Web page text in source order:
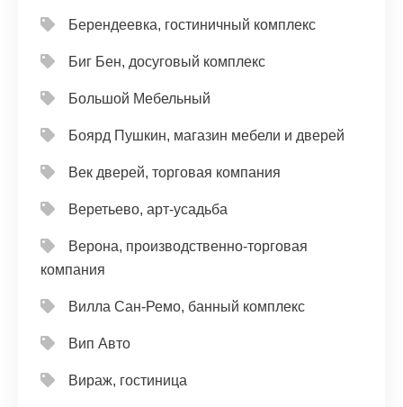
Берендеевка, гостиничный комплекс
Биг Бен, досуговый комплекс
Большой Мебельный
Боярд Пушкин, магазин мебели и дверей
Век дверей, торговая компания
Веретьево, арт-усадьба
Верона, производственно-торговая
компания
Вилла Сан-Ремо, банный комплекс
Вип Авто
Вираж, гостиница